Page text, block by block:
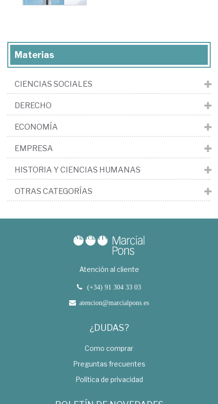
Materias
CIENCIAS SOCIALES
DERECHO
ECONOMÍA
EMPRESA
HISTORIA Y CIENCIAS HUMANAS
OTRAS CATEGORÍAS
Atención al cliente
(+34) 91 304 33 03
atencion@marcialpons.es
¿DUDAS?
Como comprar
Preguntas frecuentes
Política de privacidad